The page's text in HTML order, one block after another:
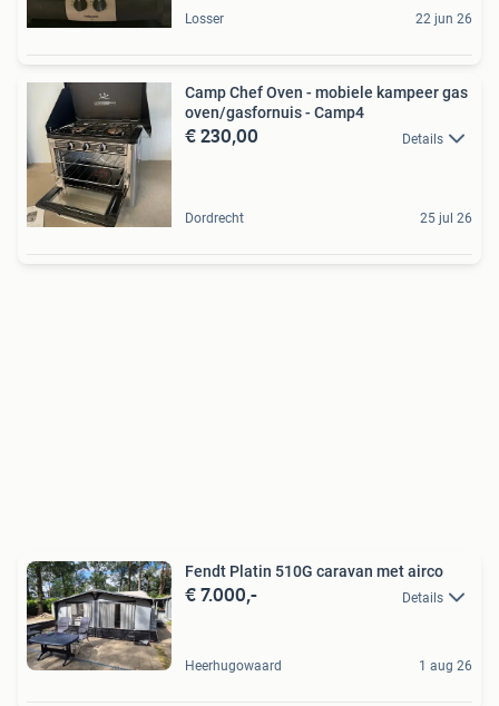
Losser 22 jun 26
Camp Chef Oven - mobiele kampeer gas
oven/gasfornuis - Camp4
€ 230,00 Details
Dordrecht 25 jul 26
Fendt Platin 510G caravan met airco
€ 7.000,- Details
Heerhugowaard 1 aug 26